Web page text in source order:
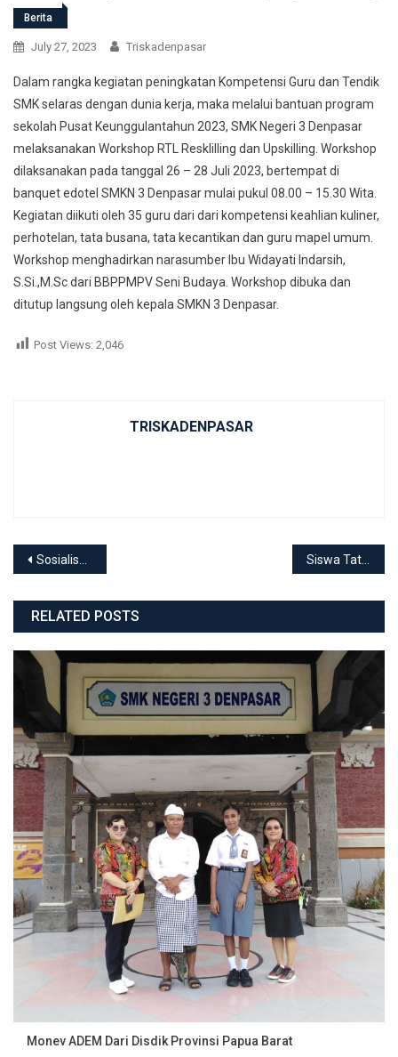
Berita
July 27, 2023 Triskadenpasar
Dalam rangka kegiatan peningkatan Kompetensi Guru dan Tendik
SMK selaras dengan dunia kerja, maka melalui bantuan program
sekolah Pusat Keunggulantahun 2023, SMK Negeri 3 Denpasar
melaksanakan Workshop RTL Resklilling dan Upskilling. Workshop
dilaksanakan pada tanggal 26 – 28 Juli 2023, bertempat di
banquet edotel SMKN 3 Denpasar mulai pukul 08.00 – 15.30 Wita.
Kegiatan diikuti oleh 35 guru dari dari kompetensi keahlian kuliner,
perhotelan, tata busana, tata kecantikan dan guru mapel umum.
Workshop menghadirkan narasumber Ibu Widayati Indarsih,
S.Si.,M.Sc dari BBPPMPV Seni Budaya. Workshop dibuka dan
ditutup langsung oleh kepala SMKN 3 Denpasar.
Post Views: 2,046
TRISKADENPASAR
Post navigation
Sosialisasi Penggunaan Aplikasi Toploker Siswa Tata Busana Berkunjung ke Garment Sea Gods Denpasar
RELATED POSTS
Monev ADEM Dari Disdik Provinsi Papua Barat